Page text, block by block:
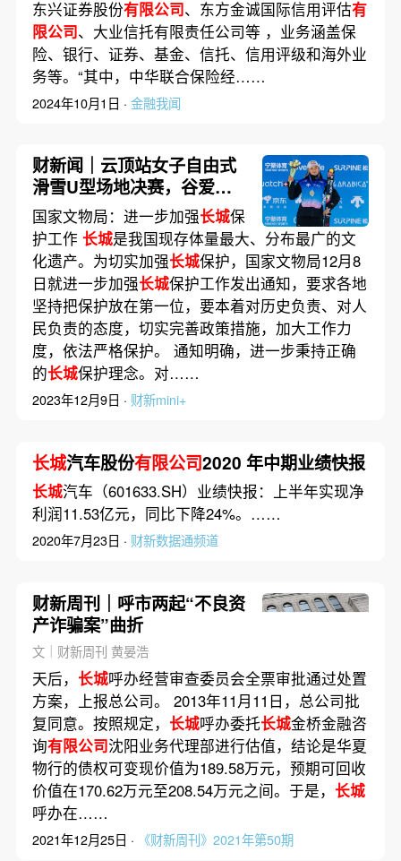
东兴证券股份有限公司、东方金诚国际信用评估有
限公司、大业信托有限责任公司等 ，业务涵盖保
险、银行、证券、基金、信托、信用评级和海外业
务等。“其中，中华联合保险经……
2024年10月1日 · 金融我闻
财新闻｜云顶站女子自由式
滑雪U型场地决赛，谷爱凌
带伤夺冠
国家文物局：进一步加强长城保
护工作 长城是我国现存体量最大、分布最广的文
化遗产。为切实加强长城保护，国家文物局12月8
日就进一步加强长城保护工作发出通知，要求各地
坚持把保护放在第一位，要本着对历史负责、对人
民负责的态度，切实完善政策措施，加大工作力
度，依法严格保护。 通知明确，进一步秉持正确
的长城保护理念。对……
2023年12月9日 · 财新mini+
长城汽车股份有限公司2020 年中期业绩快报
长城汽车（601633.SH）业绩快报：上半年实现净
利润11.53亿元，同比下降24%。……
2020年7月23日 · 财新数据通频道
财新周刊｜呼市两起“不良资
产诈骗案”曲折
文｜财新周刊 黄晏浩
天后， 长城呼办经营审查委员会全票审批通过处置
方案，上报总公司。 2013年11月11日，总公司批
复同意。按照规定， 长城呼办委托长城金桥金融咨
询有限公司沈阳业务代理部进行估值，结论是华夏
物行的债权可变现价值为189.58万元，预期可回收
价值在170.62万元至208.54万元之间。于是， 长城
呼办在……
2021年12月25日 · 《财新周刊》2021年第50期